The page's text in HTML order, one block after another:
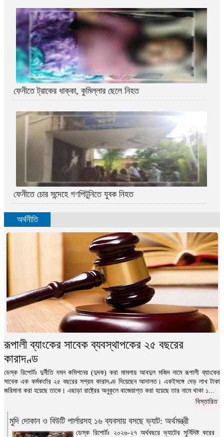
ফেনীতে ট্রাকের ধাক্কা, কুমিল্লার ছেলে নিহত
ফেনীতে চোর সন্দেহে গণপিটুনিতে যুবক নিহত
অর্থনীতি
রূপালী ব্যাংকের সাবেক ব্যবস্থাপকের ২৫ বছরের
কারাদণ্ড
ডেস্ক রিপোর্টঃ দুর্নীতি দমন কমিশনের (দুদক) করা মামলায় আবদুল মজিদ নামে রূপালী ব্যাংকের
সাবেক এক কর্মকর্তার ২৫ বছরের সশ্রম কারাদণ্ড দিয়েছেন আদালত। একইসঙ্গে দেড় লাখ টাকা
জরিমানা করা হয়েছে তাকে। এছাড়া রাষ্ট্রের অনুকূলে বাজেয়াপ্ত করা হয়েছে তার নামে থাকা ১...
বিস্তারিত
মুদি দোকান ও বিউটি পার্লারসহ ১৬ ব্যবসায় বসছে ভ্যাট: অর্থমন্ত্রী
ডেস্ক রিপোর্টঃ ২০২৬-২৭ অর্থবছরে ভ্যাটের সুর্নিদিষ্ট করের